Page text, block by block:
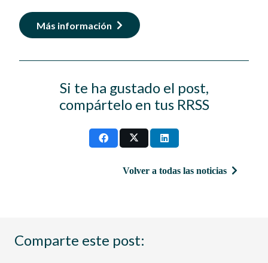
Más información
Si te ha gustado el post,
compártelo en tus RRSS
Volver a todas las noticias
Comparte este post: